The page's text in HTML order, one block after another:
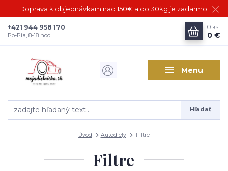
Doprava k objednávkam nad 150€ a do 30kg je zadarmo!
Menu
Hľadať
+421 944 958 170
Po-Pia, 8-18 hod.
0 ks
0 €
Úvod Autodiely Filtre
Filtre